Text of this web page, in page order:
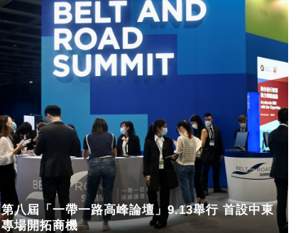
第八屆「一帶一路高峰論壇」9.13舉行 首設中東
專場開拓商機